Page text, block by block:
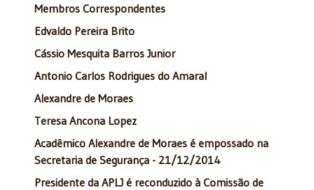
Membros Correspondentes
Edvaldo Pereira Brito
Cássio Mesquita Barros Junior
Antonio Carlos Rodrigues do Amaral
Alexandre de Moraes
Teresa Ancona Lopez
Acadêmico Alexandre de Moraes é empossado na
Secretaria de Segurança - 21/12/2014
Presidente da APLJ é reconduzido à Comissão de